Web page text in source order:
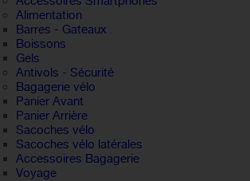
Alimentation
Barres - Gateaux
Boissons
Gels
Antivols - Sécurité
Bagagerie vélo
Panier Avant
Panier Arrière
Sacoches vélo
Sacoches vélo latérales
Accessoires Bagagerie
Voyage